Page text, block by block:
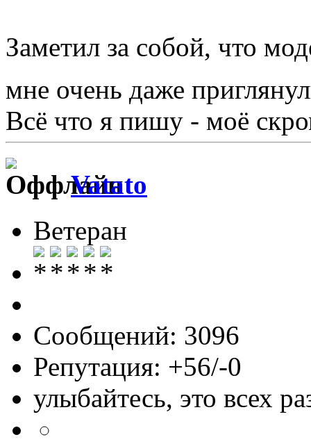
Заметил за собой, что
мне очень даже
Всё что я пишу - моё
Vatato
Ветеран
Сообщений: 3096
Репутация: +56/-0
улыбайтесь, это всех